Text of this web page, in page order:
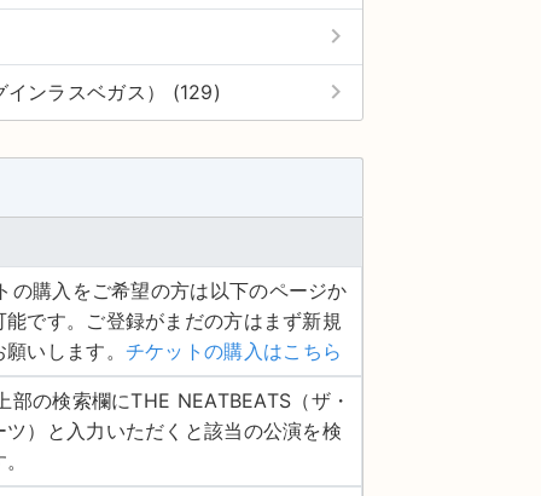
keyboard_arrow_right
ンラスベガス） (129) keyboard_arrow_right
の購入をご希望の方は以下のページか
能です。ご登録がまだの方はまず新規
いします。 チケットの購入はこちら
部の検索欄にTHE NEATBEATS（ザ・
ツ）と入力いただくと該当の公演を検